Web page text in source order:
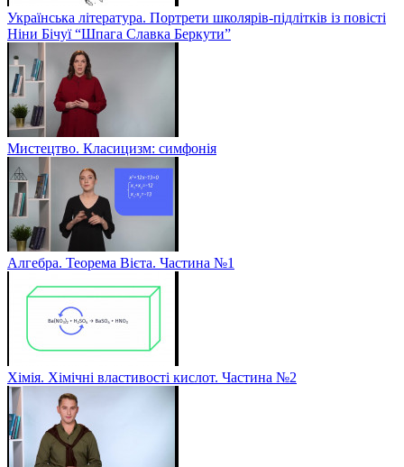
Українська література. Портрети школярів-підлітків із повісті
Ніни Бічуї “Шпага Славка Беркути”
Мистецтво. Класицизм: симфонія
Алгебра. Теорема Вієта. Частина №1
Хімія. Хімічні властивості кислот. Частина №2